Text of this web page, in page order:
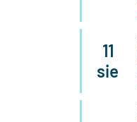
11
sie